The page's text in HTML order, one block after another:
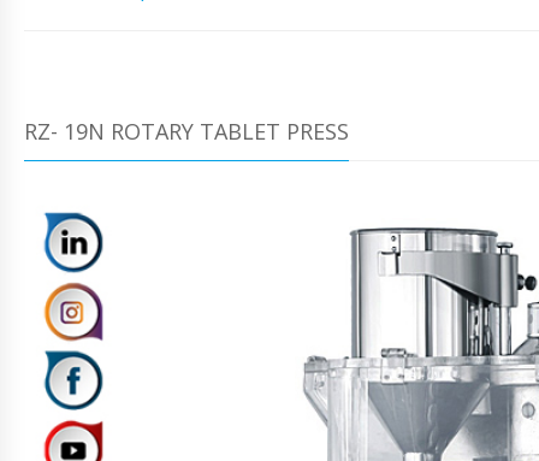
RZ- 19N ROTARY TABLET PRESS